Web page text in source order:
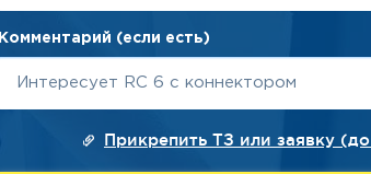
Комментарий (если есть)
Прикрепить ТЗ или заявку